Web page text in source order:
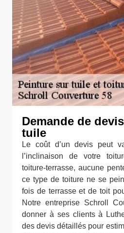
Demande de
tuile
Le coût d’un devis peut
l’inclinaison de votre
toiture-terrasse, aucune
ce type de toiture ne se
fois de terrasse et de toit
Notre entreprise Schroll
donner à ses clients à
des devis détaillés pour